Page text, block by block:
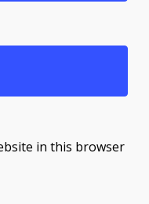
in this browser